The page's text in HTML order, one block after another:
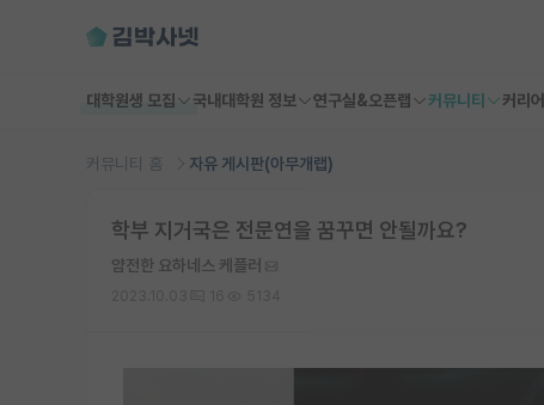
대학원생 모집 국내대학원 정보 연구실&오픈랩 커뮤니티 커리어
커뮤니티 홈 자유 게시판(아무개랩)
학부 지거국은 전문연을 꿈꾸면 안될까요?
얌전한 요하네스 케플러